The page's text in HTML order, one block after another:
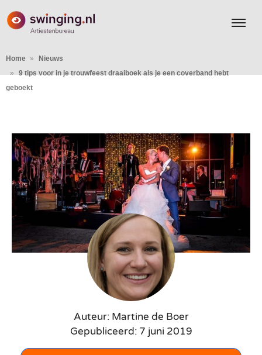
Home
Nieuws
9 tips voor in je trouwfeest draaiboek als je een coverband hebt
geboekt
Auteur: Martine de Boer
Gepubliceerd: 7 juni 2019